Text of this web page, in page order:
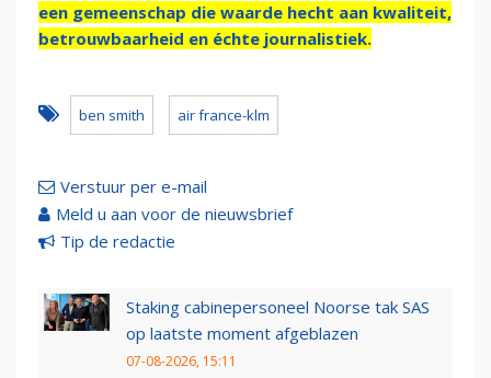
een gemeenschap die waarde hecht aan kwaliteit,
betrouwbaarheid en échte journalistiek.
ben smith air france-klm
Verstuur per e-mail
Meld u aan voor de nieuwsbrief
Tip de redactie
Staking cabinepersoneel Noorse tak SAS
op laatste moment afgeblazen
07-08-2026, 15:11